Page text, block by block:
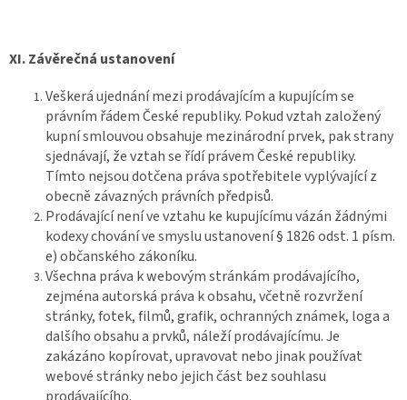
XI.Závěrečná ustanovení
Veškerá ujednání mezi prodávajícím a kupujícím se
právním řádem České republiky. Pokud vztah založený
kupní smlouvou obsahuje mezinárodní prvek, pak strany
sjednávají, že vztah se řídí právem České republiky.
Tímto nejsou dotčena práva spotřebitele vyplývající z
obecně závazných právních předpisů.
Prodávající není ve vztahu ke kupujícímu vázán žádnými
kodexy chování ve smyslu ustanovení § 1826 odst. 1 písm.
e) občanského zákoníku.
Všechna práva k webovým stránkám prodávajícího,
zejména autorská práva k obsahu, včetně rozvržení
stránky, fotek, filmů, grafik, ochranných známek, loga a
dalšího obsahu a prvků, náleží prodávajícímu. Je
zakázáno kopírovat, upravovat nebo jinak používat
webové stránky nebo jejich část bez souhlasu